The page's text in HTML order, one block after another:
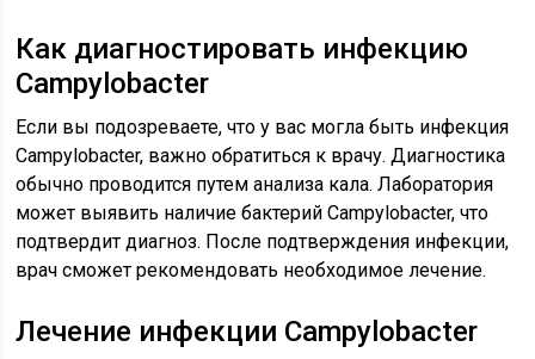
Как диагностировать инфекцию
Campylobacter
Если вы подозреваете, что у вас могла быть инфекция
Campylobacter, важно обратиться к врачу. Диагностика
обычно проводится путем анализа кала. Лаборатория
может выявить наличие бактерий Campylobacter, что
подтвердит диагноз. После подтверждения инфекции,
врач сможет рекомендовать необходимое лечение.
Лечение инфекции Campylobacter